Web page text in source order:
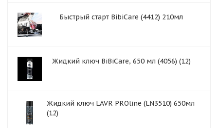
Быстрый старт BibiCare (4412) 210мл
Жидкий ключ BiBiCare, 650 мл (4056) (12)
Жидкий ключ LAVR PROline (LN3510) 650мл
(12)